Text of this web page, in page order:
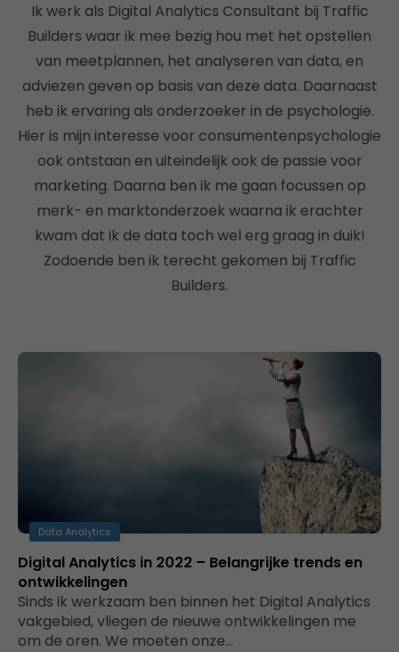
Ik werk als Digital Analytics Consultant bij Traffic
Builders waar ik mee bezig hou met het opstellen
van meetplannen, het analyseren van data, en
adviezen geven op basis van deze data. Daarnaast
heb ik ervaring als onderzoeker in de psychologie.
Hier is mijn interesse voor consumentenpsychologie
ook ontstaan en uiteindelijk ook de passie voor
marketing. Daarna ben ik me gaan focussen op
merk- en marktonderzoek waarna ik erachter
kwam dat ik de data toch wel erg graag in duik!
Zodoende ben ik terecht gekomen bij Traffic
Builders.
Data Analytics
Digital Analytics in 2022 – Belangrijke trends en
ontwikkelingen
Sinds ik werkzaam ben binnen het Digital Analytics
vakgebied, vliegen de nieuwe ontwikkelingen me
om de oren. We moeten onze…